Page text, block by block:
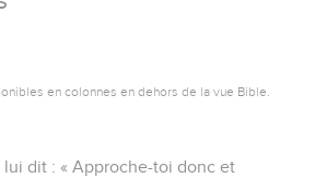
en colonnes en dehors de la vue Bible.
lui dit : « Approche-toi donc et